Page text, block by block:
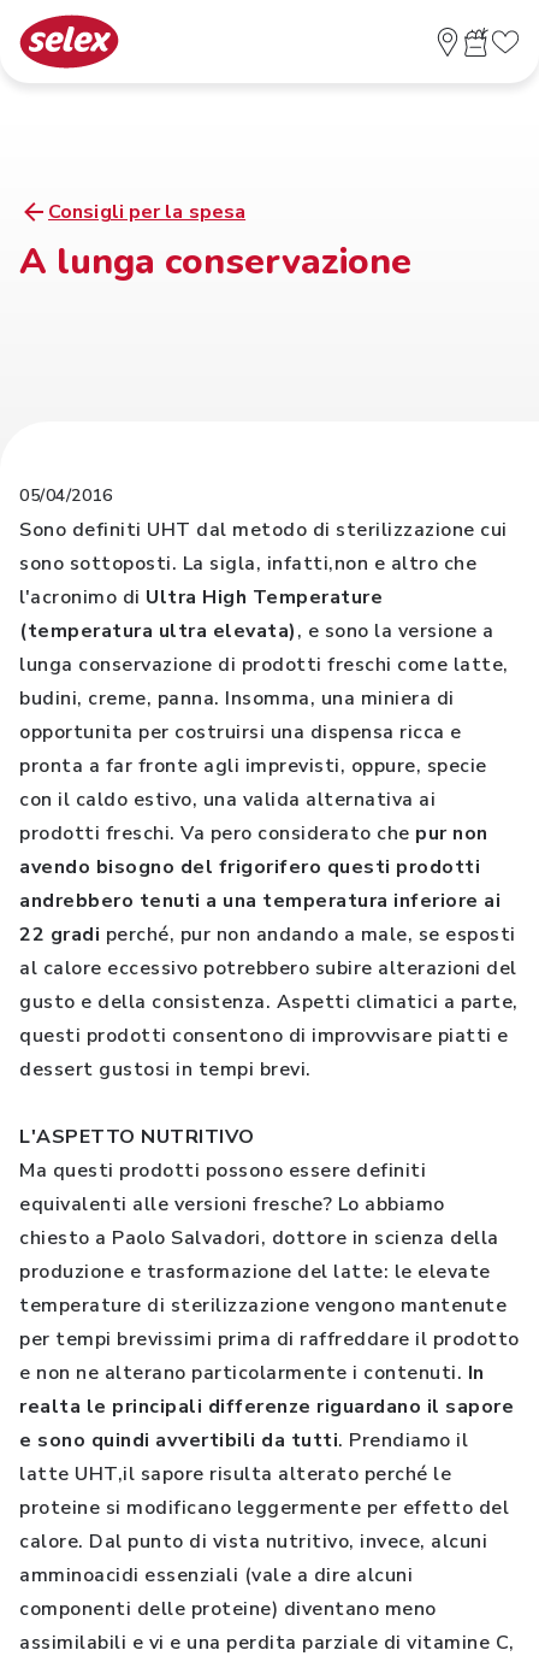
Consigli per la spesa
A lunga conservazione
05/04/2016
Sono definiti UHT dal metodo di sterilizzazione cui
sono sottoposti. La sigla, infatti,non e altro che
l'acronimo di Ultra High Temperature
(temperatura ultra elevata), e sono la versione a
lunga conservazione di prodotti freschi come latte,
budini, creme, panna. Insomma, una miniera di
opportunita per costruirsi una dispensa ricca e
pronta a far fronte agli imprevisti, oppure, specie
con il caldo estivo, una valida alternativa ai
prodotti freschi. Va pero considerato che pur non
avendo bisogno del frigorifero questi prodotti
andrebbero tenuti a una temperatura inferiore ai
22 gradi perché, pur non andando a male, se esposti
al calore eccessivo potrebbero subire alterazioni del
gusto e della consistenza. Aspetti climatici a parte,
questi prodotti consentono di improvvisare piatti e
dessert gustosi in tempi brevi.
L'ASPETTO NUTRITIVO
Ma questi prodotti possono essere definiti
equivalenti alle versioni fresche? Lo abbiamo
chiesto a Paolo Salvadori, dottore in scienza della
produzione e trasformazione del latte: le elevate
temperature di sterilizzazione vengono mantenute
per tempi brevissimi prima di raffreddare il prodotto
e non ne alterano particolarmente i contenuti. In
realta le principali differenze riguardano il sapore
e sono quindi avvertibili da tutti. Prendiamo il
latte UHT,il sapore risulta alterato perché le
proteine si modificano leggermente per effetto del
calore. Dal punto di vista nutritivo, invece, alcuni
amminoacidi essenziali (vale a dire alcuni
componenti delle proteine) diventano meno
assimilabili e vi e una perdita parziale di vitamine C,